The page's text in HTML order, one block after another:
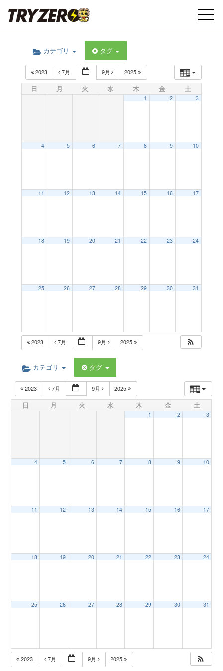
t
t
i
カテゴリ タグ
2023 7月 9月 2025
日 月 火 水 木 金 土
1 2 3
4 5 6 7 8 9 10
11 12 13 14 15 16 17
18 19 20 21 22 23 24
25 26 27 28 29 30 31
2023 7月 9月 2025
カテゴリ タグ
2023 7月 9月 2025
日 月 火 水 木 金 土
1 2 3
4 5 6 7 8 9 10
11 12 13 14 15 16 17
18 19 20 21 22 23 24
25 26 27 28 29 30 31
2023 7月 9月 2025